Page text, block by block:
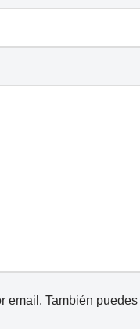
email. También puedes